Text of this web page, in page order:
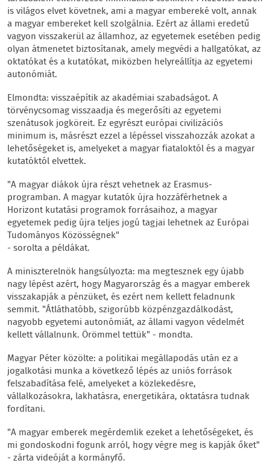
is világos elvet követnek, ami a magyar embereké volt, annak
a magyar embereket kell szolgálnia. Ezért az állami eredetű
vagyon visszakerül az államhoz, az egyetemek esetében pedig
olyan átmenetet biztosítanak, amely megvédi a hallgatókat, az
oktatókat és a kutatókat, miközben helyreállítja az egyetemi
autonómiát.
Elmondta: visszaépítik az akadémiai szabadságot. A
törvénycsomag visszaadja és megerősíti az egyetemi
szenátusok jogköreit. Ez egyrészt európai civilizációs
minimum is, másrészt ezzel a lépéssel visszahozzák azokat a
lehetőségeket is, amelyeket a magyar fiataloktól és a magyar
kutatóktól elvettek.
"A magyar diákok újra részt vehetnek az Erasmus-
programban. A magyar kutatók újra hozzáférhetnek a
Horizont kutatási programok forrásaihoz, a magyar
egyetemek pedig újra teljes jogú tagjai lehetnek az Európai
Tudományos Közösségnek"
- sorolta a példákat.
A miniszterelnök hangsúlyozta: ma megtesznek egy újabb
nagy lépést azért, hogy Magyarország és a magyar emberek
visszakapják a pénzüket, és ezért nem kellett feladnunk
semmit. "Átláthatóbb, szigorúbb közpénzgazdálkodást,
nagyobb egyetemi autonómiát, az állami vagyon védelmét
kellett vállalnunk. Örömmel tettük" - mondta.
Magyar Péter közölte: a politikai megállapodás után ez a
jogalkotási munka a következő lépés az uniós források
felszabadítása felé, amelyeket a közlekedésre,
vállalkozásokra, lakhatásra, energetikára, oktatásra tudnak
fordítani.
"A magyar emberek megérdemlik ezeket a lehetőségeket, és
mi gondoskodni fogunk arról, hogy végre meg is kapják őket"
- zárta videóját a kormányfő.